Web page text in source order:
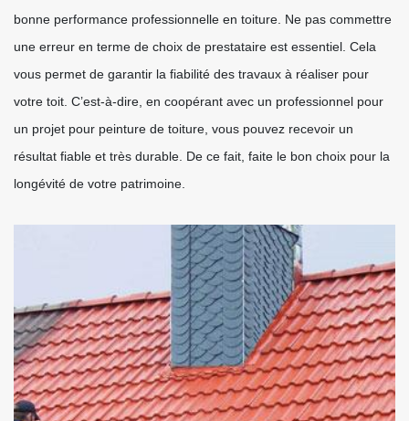
bonne performance professionnelle en toiture. Ne pas commettre
une erreur en terme de choix de prestataire est essentiel. Cela
vous permet de garantir la fiabilité des travaux à réaliser pour
votre toit. C’est-à-dire, en coopérant avec un professionnel pour
un projet pour peinture de toiture, vous pouvez recevoir un
résultat fiable et très durable. De ce fait, faite le bon choix pour la
longévité de votre patrimoine.